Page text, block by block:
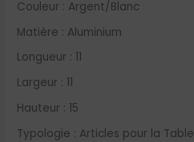
Couleur : Argent/Blanc
Matière : Aluminium
Longueur : 11
Largeur : 11
Hauteur : 15
Typologie : Articles pour la Table